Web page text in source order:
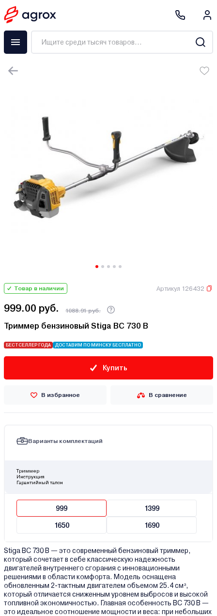
Товар в наличии Артикул 126432
999.00 руб. 1088.91 руб.
Триммер бензиновый Stiga BC 730 B
БЕСТСЕЛЛЕР ГОДА ДОСТАВИМ ПО МИНСКУ БЕСПЛАТНО
Купить
В избранное В сравнение
Варианты комплектаций
Триммер
Инструкция
Гарантийный талон
999 1399
1650 1690
Stiga BC 730 B — это современный бензиновый триммер,
который сочетает в себе классическую надежность
двигателей внутреннего сгорания с инновационными
решениями в области комфорта. Модель оснащена
обновленным 2-тактным двигателем объемом 25.4 см³,
который отличается сниженным уровнем выбросов и высокой
топливной экономичностью. Главная особенность BC 730 B —
это идеальное соотношение мощности и веса: при небольших